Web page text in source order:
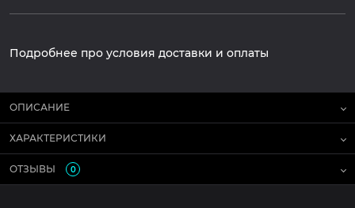
Подробнее про условия доставки и оплаты
ОПИСАНИЕ
ХАРАКТЕРИСТИКИ
ОТЗЫВЫ 0